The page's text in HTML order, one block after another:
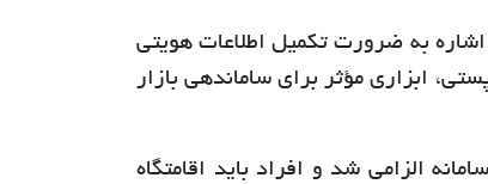
به ضرورت تکمیل اطلاعات هویتی
ابزاری مؤثر برای ساماندهی بازار
در این سامانه الزامی شد و افراد باید اقامتگاه